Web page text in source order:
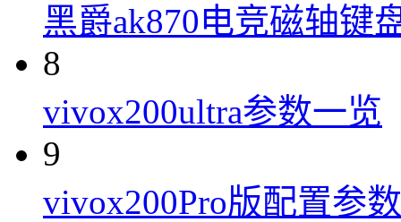
黑爵ak870电竞磁轴键
8
vivox200ultra参数一览
9
vivox200Pro版配置参数